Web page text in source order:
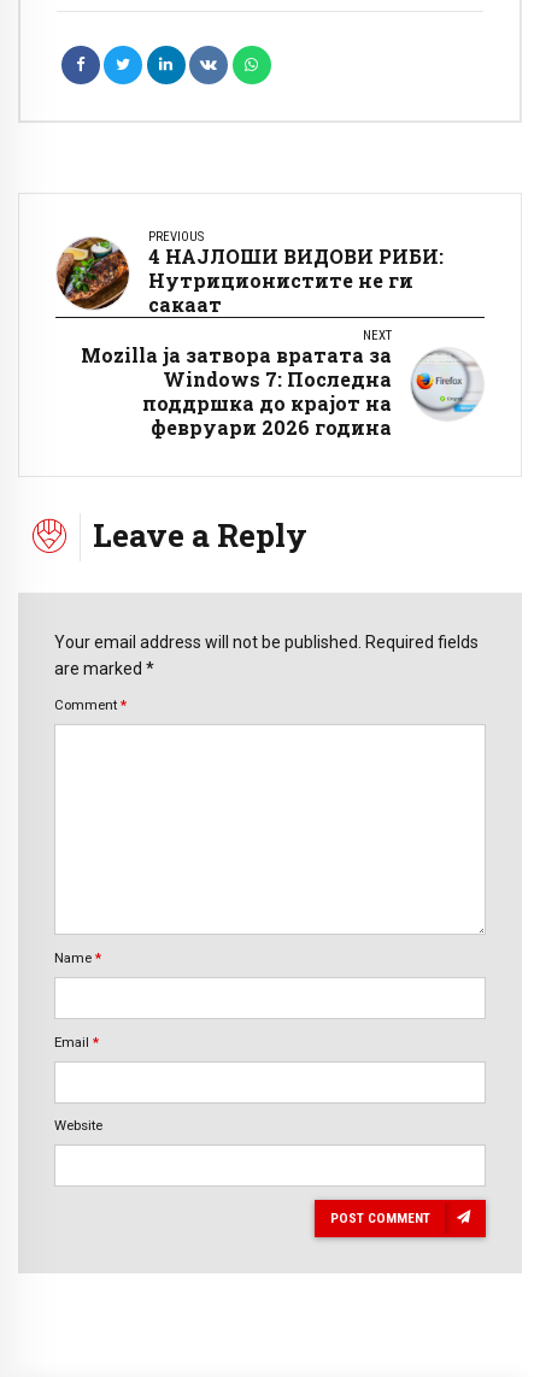
PREVIOUS
4 НАЈЛОШИ ВИДОВИ РИБИ:
Нутриционистите не ги
сакаат
NEXT
Mozilla ја затвора вратата за
Windows 7: Последна
поддршка до крајот на
февруари 2026 година
Leave a Reply
Your email address will not be published. Required fields
are marked *
Comment *
Name *
Email *
Website
POST COMMENT